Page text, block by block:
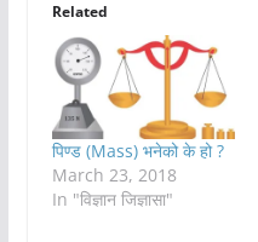
Related
पिण्ड (Mass) भनेको के हो ?
March 23, 2018
In "विज्ञान जिज्ञासा"